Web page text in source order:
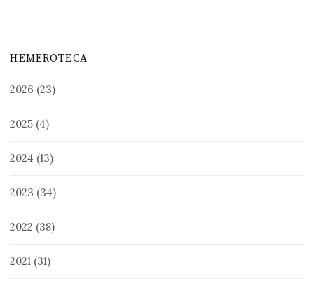
HEMEROTECA
2026 (23)
2025 (4)
2024 (13)
2023 (34)
2022 (38)
2021 (31)